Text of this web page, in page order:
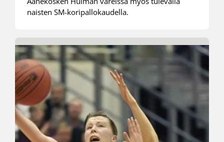
naisten SM-koripallokaudella.